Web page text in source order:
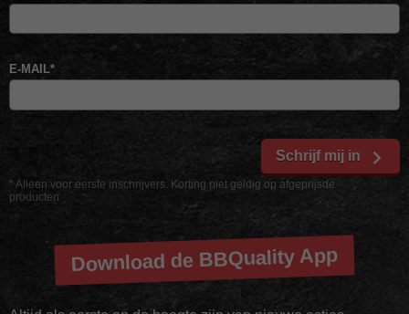
* Alleen voor eerste inschrijvers. Korting niet geldig op afgeprijsde
producten
E-MAIL*
Schrijf mij in
Download de BBQuality App